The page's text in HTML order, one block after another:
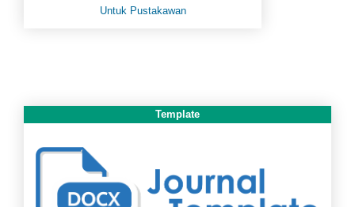
Untuk Pustakawan
Template